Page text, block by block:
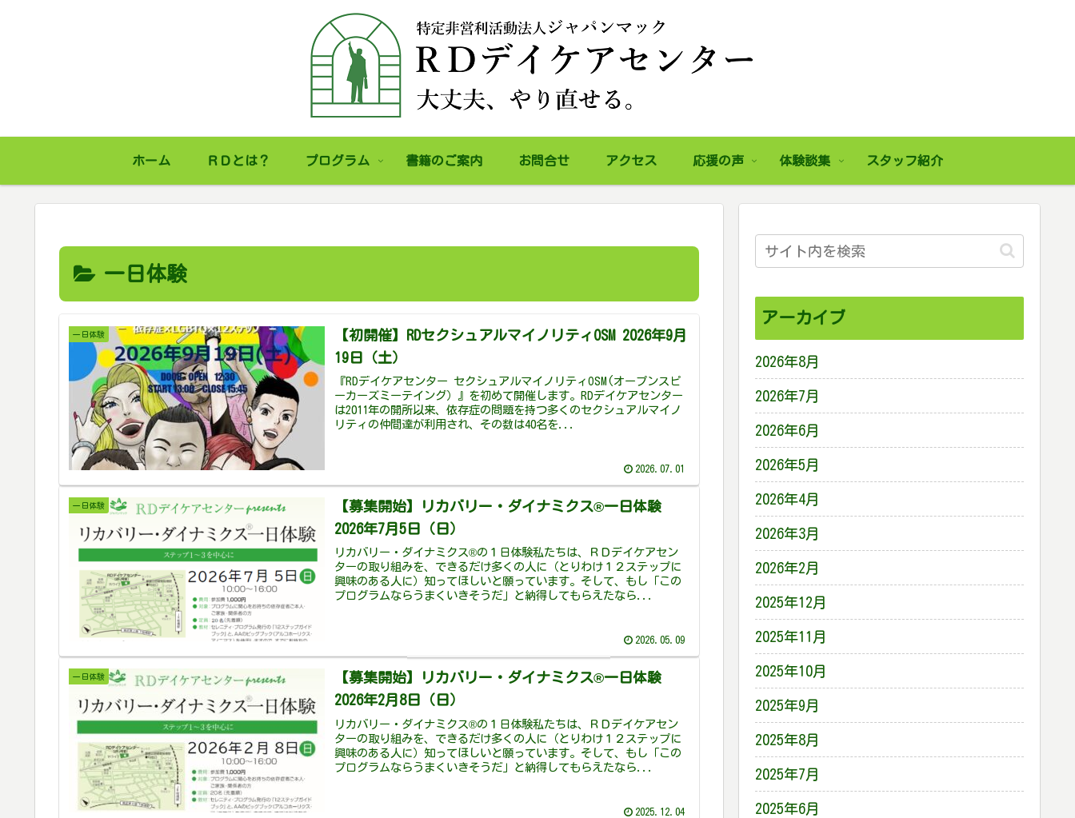
ホーム ＲＤとは？ プログラム 書籍のご案内 お問合せ アクセス 応援の声 体験談集 スタッフ紹介
一日体験
一日体験
【初開催】RDセクシュアルマイノリティOSM 2026年9月
19日（土）
『RDデイケアセンター セクシュアルマイノリティOSM(オープンスピ
ーカーズミーテイング）』を初めて開催します。RDデイケアセンター
は2011年の開所以来、依存症の問題を持つ多くのセクシュアルマイノ
リティの仲間達が利用され、その数は40名を...
2026.07.01
一日体験
【募集開始】リカバリー・ダイナミクス®一日体験
2026年7月5日（日）
リカバリー・ダイナミクス®の１日体験私たちは、ＲＤデイケアセン
ターの取り組みを、できるだけ多くの人に（とりわけ１２ステップに
興味のある人に）知ってほしいと願っています。そして、もし「この
プログラムならうまくいきそうだ」と納得してもらえたなら...
2026.05.09
一日体験
【募集開始】リカバリー・ダイナミクス®一日体験
2026年2月8日（日）
リカバリー・ダイナミクス®の１日体験私たちは、ＲＤデイケアセン
ターの取り組みを、できるだけ多くの人に（とりわけ１２ステップに
興味のある人に）知ってほしいと願っています。そして、もし「この
プログラムならうまくいきそうだ」と納得してもらえたなら...
2025.12.04
アーカイブ
2026年8月
2026年7月
2026年6月
2026年5月
2026年4月
2026年3月
2026年2月
2025年12月
2025年11月
2025年10月
2025年9月
2025年8月
2025年7月
2025年6月